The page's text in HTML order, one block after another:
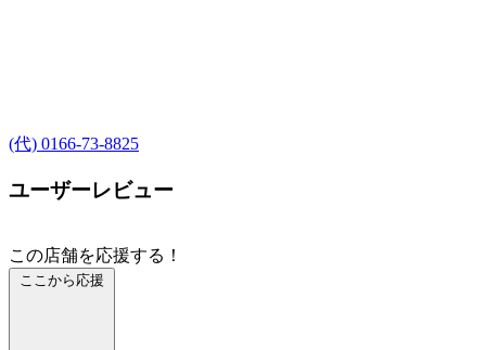
(代) 0166-73-8825
ユーザーレビュー
この店舗を応援する！
ここから応援